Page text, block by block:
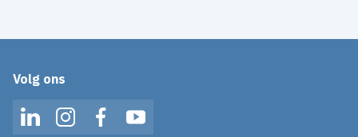
Volg ons
LinkedInInstagramFacebookYouTube